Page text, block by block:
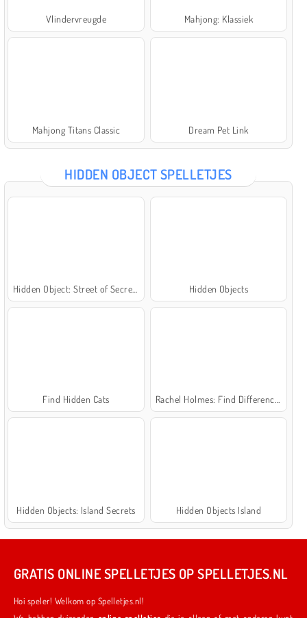
Vlindervreugde Mahjong: Klassiek
Mahjong Titans Classic Dream Pet Link
HIDDEN OBJECT SPELLETJES
Hidden Objects
Find Hidden Cats
Hidden Objects: Island Secrets Hidden Objects Island
GRATIS ONLINE SPELLETJES OP SPELLETJES.NL
Hoi speler! Welkom op Spelletjes.nl!